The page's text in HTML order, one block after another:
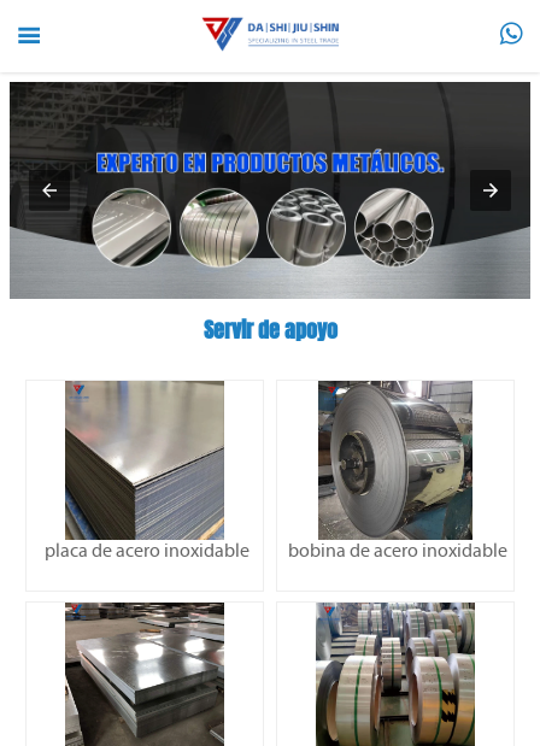
 
Servir de apoyo
placa de acero inoxidable bobina de acero inoxidable